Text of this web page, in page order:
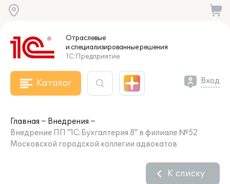
Отраслевые
и специализированныерешения
1С:Предприятие
Каталог Вход
Главная
Внедрения
Внедрение ПП "1С:Бухгалтерия 8" в филиале №52
Московской городской коллегии адвокатов
К списку